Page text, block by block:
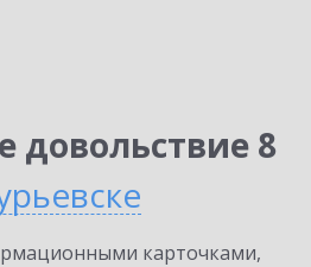
довольствие 8
карточками,